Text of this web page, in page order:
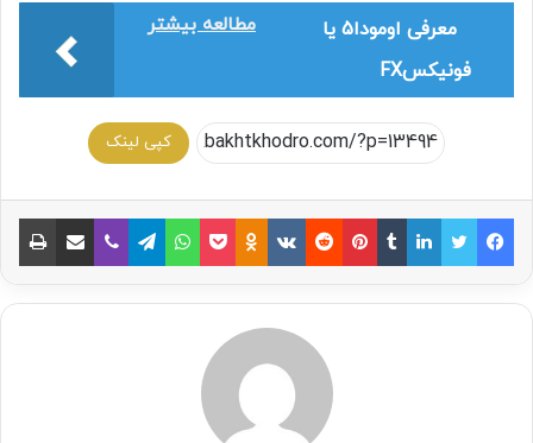
مطالعه بیشتر
معرفی اومودا5 یا
فونیکسFX
کپی لینک